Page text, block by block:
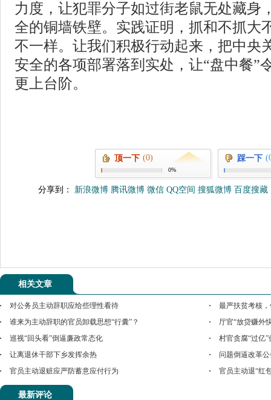
力度，让犯罪分子如过街老鼠无处藏身
全的铜墙铁壁。实践证明，抓和不抓大
不一样。让我们积极行动起来，把中央
安全的各项部署落到实处，让“盘中餐”
更上台阶。
顶一下 (0)
0%
踩一下
分享到： 新浪微博 腾讯微博 微信 QQ空间 搜狐微博 百度搜藏
相关文章
对公务员主动辞职应给些理性看待
最严扶贫考核
谁来为主动辞职的官员卸载思想“行囊”？
厅官“放贷赚外
巡视“回头看”倒逼廉政常态化
村官贪腐“过亿
让离退休干部下乡发挥余热
问题倒逼改革
官员主动退赃应严防蓄意应付行为
官员主动退“红
最新评论